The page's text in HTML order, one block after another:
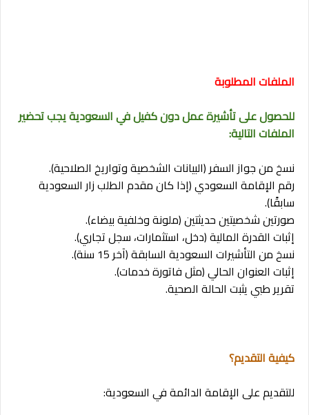
الملفات المطلوبة
للحصول على تأشيرة عمل دون كفيل في السعودية يجب تحضير
الملفات التالية:
نسخ من جواز السفر (البيانات الشخصية وتواريخ الصلاحية).
رقم الإقامة السعودي (إذا كان مقدم الطلب زار السعودية
سابقًا).
صورتين شخصيتين حديثتين (ملونة وخلفية بيضاء).
إثبات القدرة المالية (دخل، استثمارات، سجل تجاري).
نسخ من التأشيرات السعودية السابقة (آخر 15 سنة).
إثبات العنوان الحالي (مثل فاتورة خدمات).
تقرير طبي يثبت الحالة الصحية.
كيفية التقديم؟
للتقديم على الإقامة الدائمة في السعودية: